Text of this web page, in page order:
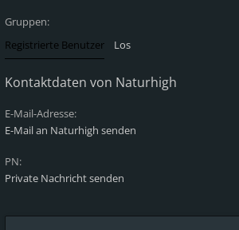
Gruppen:
Kontaktdaten von Naturhigh
E-Mail-Adresse:
E-Mail an Naturhigh senden
PN:
Private Nachricht senden